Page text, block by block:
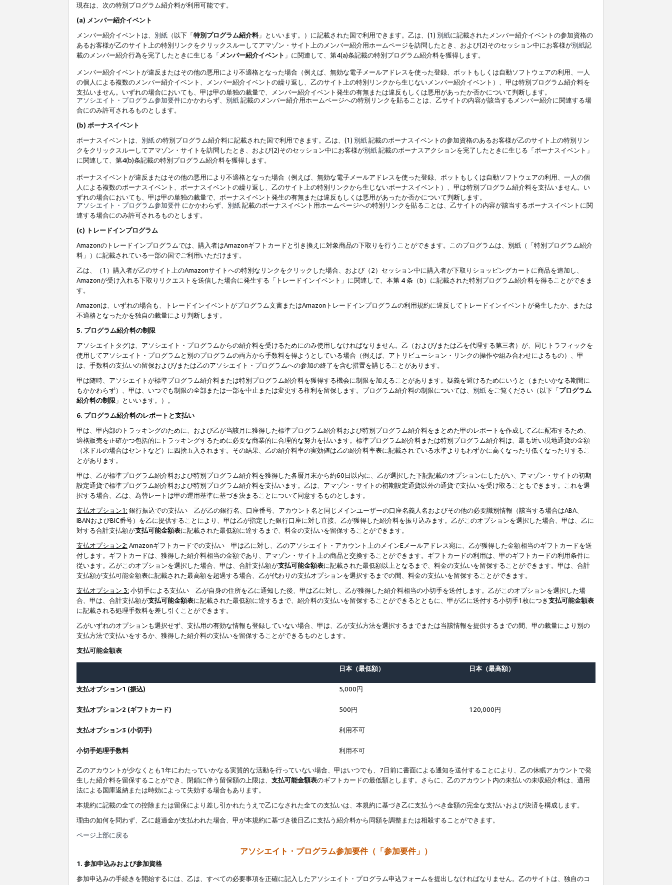
現在は、次の特別プログラム紹介料が利用可能です。
(a) メンバー紹介イベント
メンバー紹介イベントは、 別紙 （以下「特別プログラム紹介料」といいます。）に記載された国で利用できます。乙は、(1) 別紙に記載されたメンバー紹介イベントの参加資格の
あるお客様が乙のサイト上の特別リンクをクリックスルーしてアマゾン・サイト上のメンバー紹介用ホームページを訪問したとき、および(2)そのセッション中にお客様が別紙記
載のメンバー紹介行為を完了したときに生じる「 メンバー紹介イベント 」に関連して、第4(a)条記載の特別プログラム紹介料を獲得します。
メンバー紹介イベントが違反またはその他の悪用により不適格となった場合（例えば、無効な電子メールアドレスを使った登録、ボットもしくは自動ソフトウェアの利用、一人
の個人による複数のメンバー紹介イベント、メンバー紹介イベントの繰り返し、乙のサイト上の特別リンクから生じないメンバー紹介イベント）、甲は特別プログラム紹介料を
支払いません。いずれの場合においても、甲は甲の単独の裁量で、メンバー紹介イベント発生の有無または違反もしくは悪用があったか否かについて判断します。
アソシエイト・プログラム参加要件にかかわらず、 別紙記載のメンバー紹介用ホームページへの特別リンクを貼ることは、乙サイトの内容が該当するメンバー紹介に関連する場
合にのみ許可されるものとします。
(b) ボーナスイベント
ボーナスイベントは、 別紙の特別プログラム紹介料に記載された国で利用できます。乙は、(1) 別紙記載のボーナスイベントの参加資格のあるお客様が乙のサイト上の特別リン
クをクリックスルーしてアマゾン・サイトを訪問したとき、および(2)そのセッション中にお客様が別紙記載のボーナスアクションを完了したときに生じる「ボーナスイベント」
に関連して、第4(b)条記載の特別プログラム紹介料を獲得します。
ボーナスイベントが違反またはその他の悪用により不適格となった場合（例えば、無効な電子メールアドレスを使った登録、ボットもしくは自動ソフトウェアの利用、一人の個
人による複数のボーナスイベント、ボーナスイベントの繰り返し、乙のサイト上の特別リンクから生じないボーナスイベント）、甲は特別プログラム紹介料を支払いません。い
ずれの場合においても、甲は甲の単独の裁量で、ボーナスイベント発生の有無または違反もしくは悪用があったか否かについて判断します。
アソシエイト・プログラム参加要件 にかかわらず、 別紙記載のボーナスイベント用ホームページへの特別リンクを貼ることは、乙サイトの内容が該当するボーナスイベントに関
連する場合にのみ許可されるものとします。
(c) トレードインプログラム
Amazonのトレードインプログラムでは、購入者はAmazonギフトカードと引き換えに対象商品の下取りを行うことができます。このプログラムは、別紙（「特別プログラム紹介
料」）に記載されている一部の国でご利用いただけます。
乙は、（1）購入者が乙のサイト上のAmazonサイトへの特別なリンクをクリックした場合、および（2）セッション中に購入者が下取りショッピングカートに商品を追加し、
Amazonが受け入れる下取りリクエストを送信した場合に発生する「トレードインイベント」に関連して、本第 4 条（b）に記載された特別プログラム紹介料を得ることができま
す。
Amazonは、いずれの場合も、トレードインイベントがプログラム文書またはAmazonトレードインプログラムの利用規約に違反してトレードインイベントが発生したか、または
不適格となったかを独自の裁量により判断します。
5. プログラム紹介料の制限
アソシエイトタグは、アソシエイト・プログラムからの紹介料を受けるためにのみ使用しなければなりません。乙（および/または乙を代理する第三者）が、同じトラフィックを
使用してアソシエイト・プログラムと別のプログラムの両方から手数料を得ようとしている場合（例えば、アトリビューション・リンクの操作や組み合わせによるもの）、甲
は、手数料の支払いの留保および/または乙のアソシエイト・プログラムへの参加の終了を含む措置を講じることがあります。
甲は随時、アソシエイトが標準プログラム紹介料または特別プログラム紹介料を獲得する機会に制限を加えることがあります。疑義を避けるためにいうと（またいかなる期間に
もかかわらず）、甲は、いつでも制限の全部または一部を中止または変更する権利を留保します。プログラム紹介料の制限については、 別紙 をご覧ください（以下「プログラム
紹介料の制限 」といいます。）。
6. プログラム紹介料のレポートと支払い
甲は、甲内部のトラッキングのために、および乙が当該月に獲得した標準プログラム紹介料および特別プログラム紹介料をまとめた甲のレポートを作成して乙に配布するため、
適格販売を正確かつ包括的にトラッキングするために必要な商業的に合理的な努力を払います。標準プログラム紹介料または特別プログラム紹介料は、最も近い現地通貨の金額
（米ドルの場合はセントなど）に四捨五入されます。その結果、乙の紹介料率の実効値は乙の紹介料率表に記載されている水準よりもわずかに高くなったり低くなったりするこ
とがあります。
甲は、乙が標準プログラム紹介料および特別プログラム紹介料を獲得した各暦月末から約60日以内に、乙が選択した下記記載のオプションにしたがい、アマゾン・サイトの初期
設定通貨で標準プログラム紹介料および特別プログラム紹介料を支払います。乙は、アマゾン・サイトの初期設定通貨以外の通貨で支払いを受け取ることもできます。これを選
択する場合、乙は、為替レートは甲の運用基準に基づき決まることについて同意するものとします。
支払オプション1: 銀行振込での支払い 乙が乙の銀行名、口座番号、アカウント名と同じメインユーザーの口座名義人名およびその他の必要識別情報（該当する場合はABA、
IBANおよびBIC番号）を乙に提供することにより、甲は乙が指定した銀行口座に対し直接、乙が獲得した紹介料を振り込みます。乙がこのオプションを選択した場合、甲は、乙に
対する合計支払額が支払可能金額表に記載された最低額に達するまで、料金の支払いを留保することができます。
支払オプション2: Amazonギフトカードでの支払い 甲は乙に対し、乙のアソシエイト・アカウント上のメインEメールアドレス宛に、乙が獲得した金額相当のギフトカードを送
付します。ギフトカードは、獲得した紹介料相当の金額であり、アマゾン・サイト上の商品と交換することができます。ギフトカードの利用は、甲のギフトカードの利用条件に
従います。乙がこのオプションを選択した場合、甲は、合計支払額が支払可能金額表に記載された最低額以上となるまで、料金の支払いを留保することができます。甲は、合計
支払額が支払可能金額表に記載された最高額を超過する場合、乙が代わりの支払オプションを選択するまでの間、料金の支払いを留保することができます。
支払オプション 3: 小切手による支払い 乙が自身の住所を乙に通知した後、甲は乙に対し、乙が獲得した紹介料相当の小切手を送付します。乙がこのオプションを選択した場
合、甲は、合計支払額が支払可能金額表に記載された最低額に達するまで、紹介料の支払いを留保することができるとともに、甲が乙に送付する小切手1枚につき支払可能金額表
に記載される処理手数料を差し引くことができます。
乙がいずれのオプションも選択せず、支払用の有効な情報も登録していない場合、甲は、乙が支払方法を選択するまでまたは当該情報を提供するまでの間、甲の裁量により別の
支払方法で支払いをするか、獲得した紹介料の支払いを留保することができるものとします。
支払可能金額表
日本（最低額） 日本（最高額）
支払オプション1 (振込) 5,000円
支払オプション2 (ギフトカード) 500円 120,000円
支払オプション3 (小切手) 利用不可
小切手処理手数料 利用不可
乙のアカウントが少なくとも1年にわたっていかなる実質的な活動を行っていない場合、甲はいつでも、7日前に書面による通知を送付することにより、乙の休眠アカウントで発
生した紹介料を留保することができ、閉鎖に伴う留保額の上限は、 支払可能金額表のギフトカードの最低額とします。さらに、乙のアカウント内の未払いの未収紹介料は、適用
法による国庫返納または時効によって失効する場合もあります。
本規約に記載の全ての控除または留保により差し引かれたうえで乙になされた全ての支払いは、本規約に基づき乙に支払うべき金額の完全な支払いおよび決済を構成します。
理由の如何を問わず、乙に超過金が支払われた場合、甲が本規約に基づき後日乙に支払う紹介料から同額を調整または相殺することができます。
ページ上部に戻る
アソシエイト・プログラム参加要件（「参加要件」）
1. 参加申込みおよび参加資格
参加申込みの手続きを開始するには、乙は、すべての必要事項を正確に記入したアソシエイト・プログラム申込フォームを提出しなければなりません。乙のサイトは、独自のコ